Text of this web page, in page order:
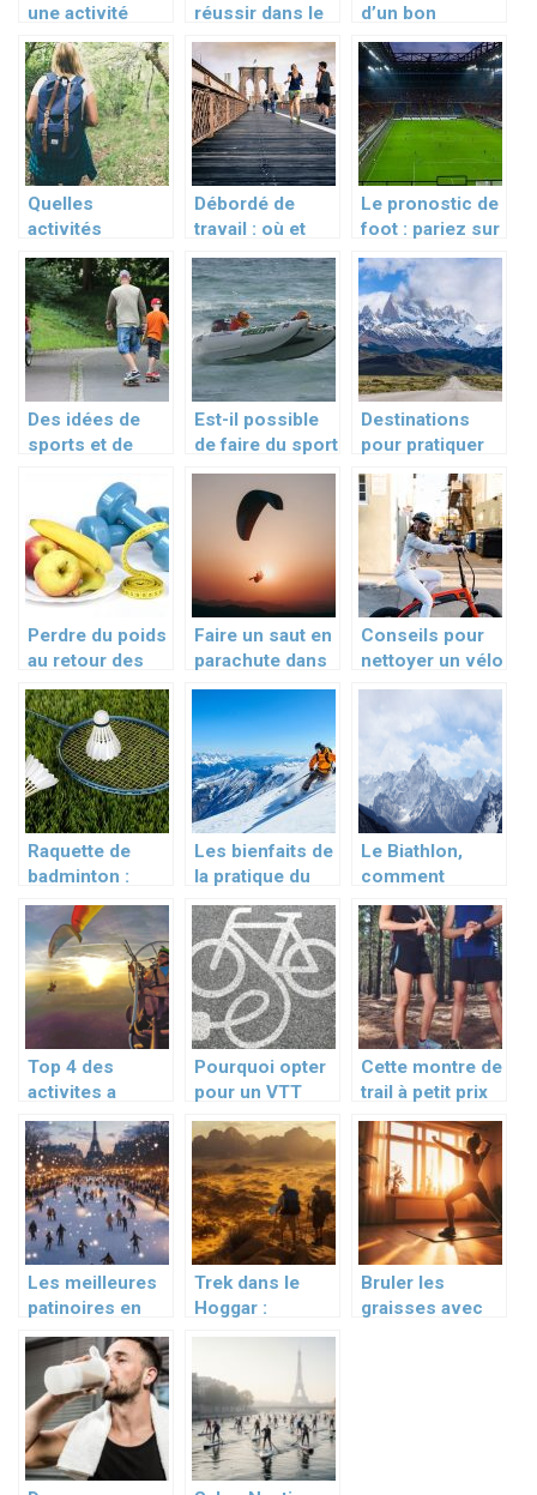
une activité
phare de la
Vanoise
réussir dans le
sport ?
d’un bon
randonneur
Quelles
activités
pratiquer à la
montagne?
Débordé de
travail : où et
quand faire du
sport ?
Le pronostic de
foot : pariez sur
l’équipe
gagnante
Des idées de
sports et de
vacances
Est-il possible
de faire du sport
en vacances en
Corse ?
Destinations
pour pratiquer
des activités
sportives
Perdre du poids
au retour des
grandes
vacances
Faire un saut en
parachute dans
le Nord
Conseils pour
nettoyer un vélo
électrique et le
préparer à une
randonnée
Raquette de
badminton :
comment la
corder ?
Les bienfaits de
la pratique du
ski alpin
Le Biathlon,
comment
pratiquer ce
sport de
montagne tres
populaire ?
Top 4 des
activites a
sensation a
tester a tout prix
!
Pourquoi opter
pour un VTT
électrique
d’occasion pour
vos randonnées
?
Cette montre de
trail à petit prix
écrase les
modèles haut
de gamme :
incroyable !
Les meilleures
patinoires en
région
parisienne cet
hiver :
comparatif prix,
horaires et
services
Trek dans le
Hoggar :
Planifiez votre
mauvaise
surprise
Bruler les
graisses avec